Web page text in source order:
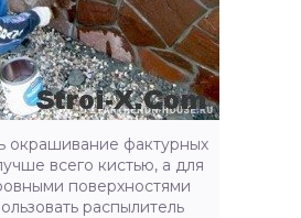
окрашивание фактурных
всего кистью, а для
поверхностями
распылитель